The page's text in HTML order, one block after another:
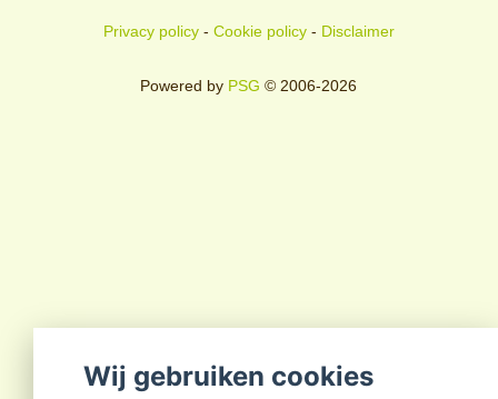
Privacy policy- Cookie policy- Disclaimer
Powered by PSG © 2006-2026
Wij gebruiken cookies